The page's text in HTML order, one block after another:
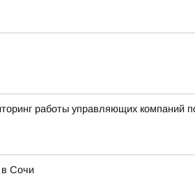
работы управляющих компаний
в Сочи